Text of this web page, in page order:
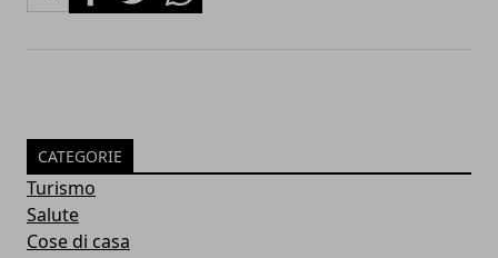
CATEGORIE
Turismo
Salute
Cose di casa